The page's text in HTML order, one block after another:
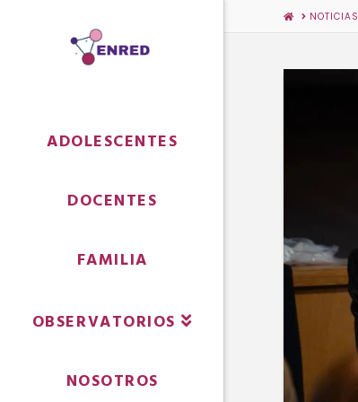
ADOLESCENTES
DOCENTES
FAMILIA
OBSERVATORIOS
NOSOTROS
HOMENOTICIAS